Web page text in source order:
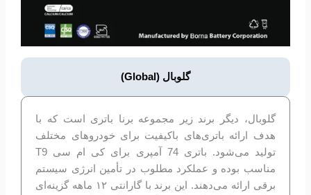
گلوبال (Global)
گلوبال، دیگر برند زیر مجموعه برنا باتری است که با
هدف ارائه باتری‌های باکیفیت برای خودروهای مختلف
تولید می‌شود. باتری 74 آمپری برای کی ام سی T9
مناسب بوده و عملکرد مطلوب در تأمین انرژی سیستم
برقی ارائه می‌دهند. این برند با گارانتی ۱۲ ماهه گزینه‌ای